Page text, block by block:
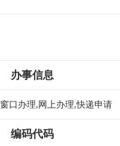
办事信息
窗口办理,网上办理,快递申请
编码代码